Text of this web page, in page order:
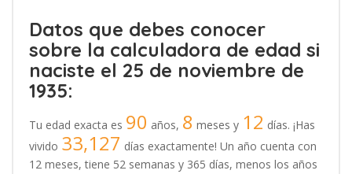
Datos que debes conocer
sobre la calculadora de edad si
naciste el 25 de noviembre de
1935:
Tu edad exacta es 90 años, 8 meses y 12 días. ¡Has
vivido 33,127 días exactamente! Un año cuenta con
12 meses, tiene 52 semanas y 365 días, menos los años